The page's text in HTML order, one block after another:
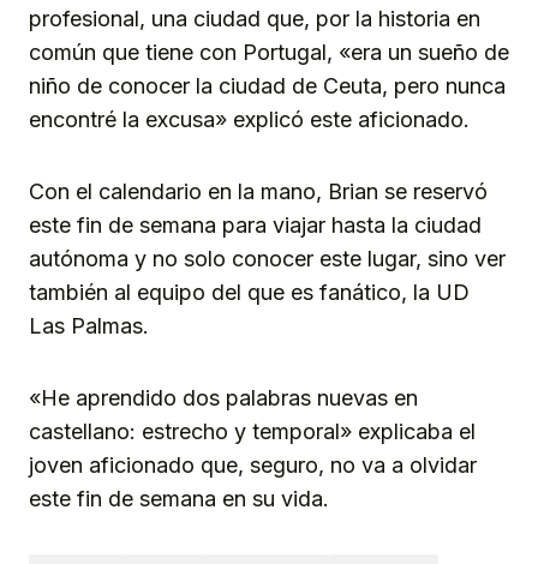
profesional, una ciudad que, por la historia en
común que tiene con Portugal, «era un sueño de
niño de conocer la ciudad de Ceuta, pero nunca
encontré la excusa» explicó este aficionado.
Con el calendario en la mano, Brian se reservó
este fin de semana para viajar hasta la ciudad
autónoma y no solo conocer este lugar, sino ver
también al equipo del que es fanático, la UD
Las Palmas.
«He aprendido dos palabras nuevas en
castellano: estrecho y temporal» explicaba el
joven aficionado que, seguro, no va a olvidar
este fin de semana en su vida.